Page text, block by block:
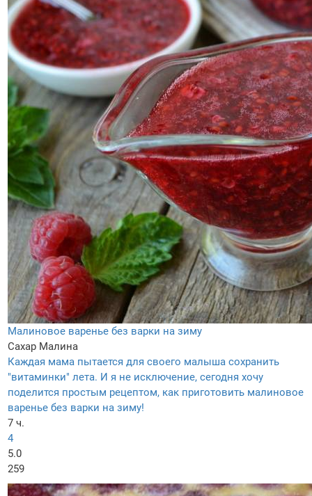
Малиновое варенье без варки на зиму
Сахар Малина
Каждая мама пытается для своего малыша сохранить
"витаминки" лета. И я не исключение, сегодня хочу
поделится простым рецептом, как приготовить малиновое
варенье без варки на зиму!
7 ч.
4
5.0
259